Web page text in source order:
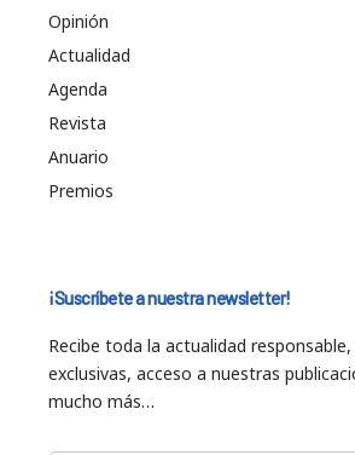
Opinión
Actualidad
Agenda
Revista
Anuario
Premios
¡Suscríbete a nuestra newsletter!
Recibe toda la actualidad
exclusivas, acceso a nuestras
mucho más…